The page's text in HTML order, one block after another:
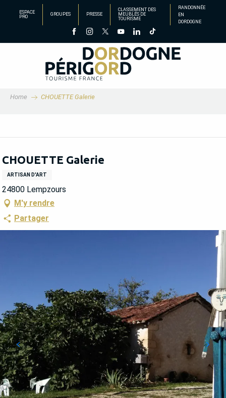
principal
ESPACE
PRO
GROUPES PRESSE
CLASSEMENT DES
MEUBLÉS DE
TOURISME
RANDONNÉE
EN
DORDOGNE
Home CHOUETTE Galerie
CHOUETTE Galerie
ARTISAN D'ART
24800 Lempzours
M'y rendre
Partager